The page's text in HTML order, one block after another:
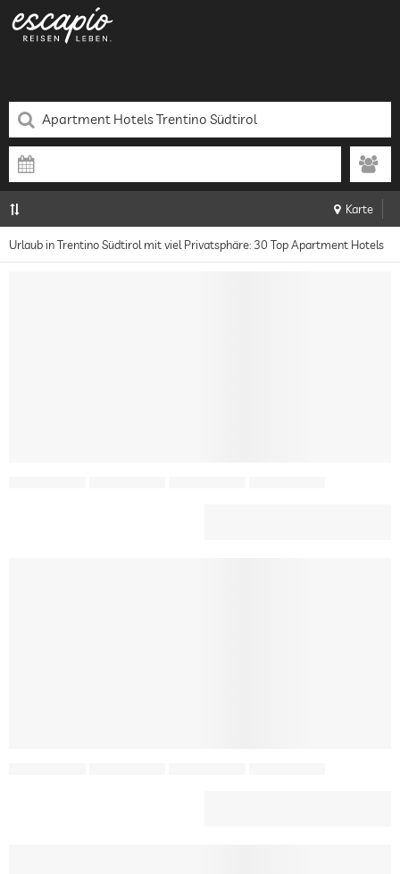
Karte
Urlaub in Trentino Südtirol mit viel Privatsphäre: 30 Top Apartment Hotels